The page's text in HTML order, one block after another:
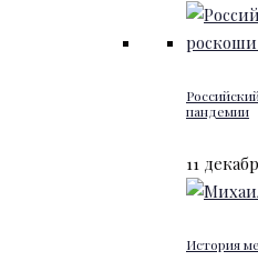
пандемии
11
История